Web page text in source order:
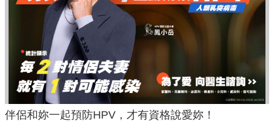
伴侶和妳一起預防HPV，才有資格說愛妳！